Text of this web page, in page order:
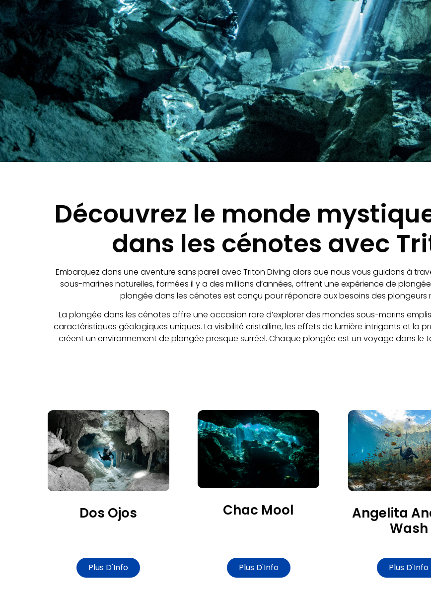
Découvrez le monde
dans les cénotes avec
Embarquez dans une aventure sans pareil avec Triton Diving alors que nous vous guidons à
sous-marines naturelles, formées il y a des millions d’années, offrent une expérience de
plongée dans les cénotes est conçu pour répondre aux besoins des plongeurs
La plongée dans les cénotes offre une occasion rare d’explorer des mondes sous-marins
caractéristiques géologiques uniques. La visibilité cristalline, les effets de lumière intrigants et la
créent un environnement de plongée presque surréel. Chaque plongée est un voyage dans le
Dos Ojos
Plus D'Info
Chac Mool
Plus D'Info
Angelita
Wash
Plus D'Info